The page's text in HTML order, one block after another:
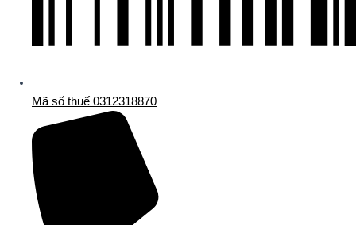
Mã số thuế 0312318870